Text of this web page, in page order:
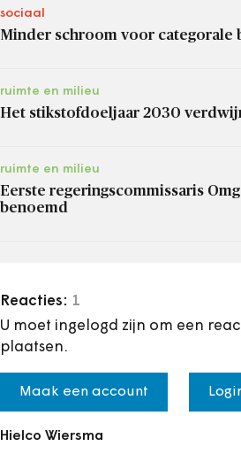
sociaal
Minder schroom voor categorale
ruimte en milieu
Het stikstofdoeljaar 2030
ruimte en milieu
Eerste regeringscommissaris
benoemd
Reacties: 1
U moet ingelogd zijn om een
plaatsen.
Maak een account
Hielco Wiersma